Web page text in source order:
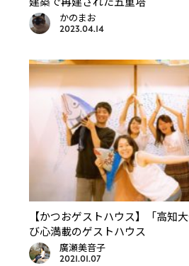
かのまお
2023.04.14
【かつおゲストハウス】「高知
び心満載のゲストハウス
廣瀬美音子
2021.01.07